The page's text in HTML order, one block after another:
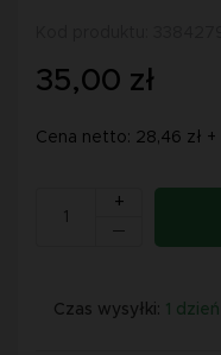
35,00 zł
Cena netto: 28,46 zł +
+
Czas wysyłki: 1 dzień